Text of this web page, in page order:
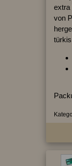
extra
von